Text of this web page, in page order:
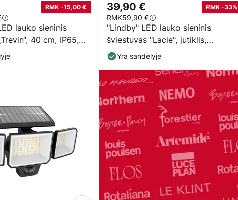
lauko sieninis
40 cm, IP65,
RMK -15,00 €
"Lindby" LED lauko sieninis
šviestuvas "Lacie", jutiklis,
juoda/balta, aliuminis
39,90 € RMK -33%
RMK59,90 €
Yra sandėlyje